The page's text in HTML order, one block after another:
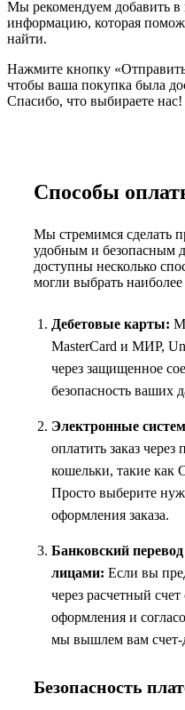
Мы рекомендуем добавить в
информацию, которая
найти.
Нажмите кнопку
чтобы ваша покупка была
Спасибо, что выбираете нас!
Способы
Мы стремимся сделать
удобным и безопасным
доступны несколько
могли выбрать
Дебетовые карты:
MasterCard и МИР,
через защищенное
безопасность ваших
Электронные
оплатить заказ
кошельки, такие
Просто выберите
оформления заказа.
Банковский
лицами: Если вы
через расчетный
оформления и
мы вышлем вам счет-
Безопасность